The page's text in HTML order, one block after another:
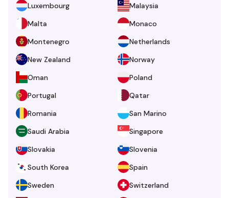
Luxembourg
Malaysia
Malta
Monaco
Montenegro
Netherlands
New Zealand
Norway
Oman
Poland
Portugal
Qatar
Romania
San Marino
Saudi Arabia
Singapore
Slovakia
Slovenia
South Korea
Spain
Sweden
Switzerland